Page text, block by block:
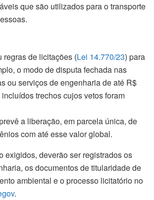
que são utilizados para o transporte
regras de licitações (Lei 14.770/23) para
o modo de disputa fechada nas
ou serviços de engenharia de até R$
trechos cujos vetos foram
a liberação, em parcela única, de
com até esse valor global.
exigidos, deverão ser registrados os
os documentos de titularidade de
ambiental e o processo licitatório no
.